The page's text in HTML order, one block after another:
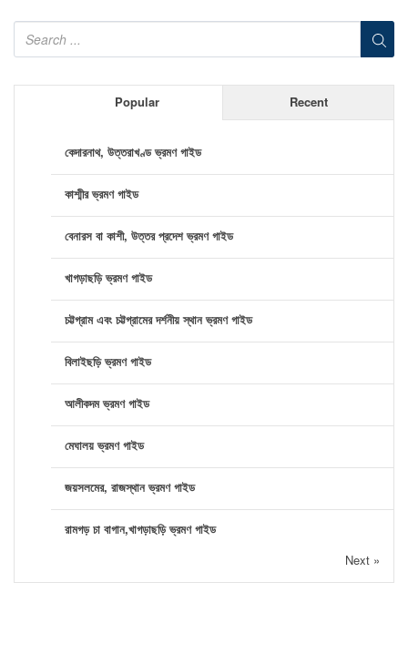
Popular Recent
কেদারনাথ, উত্তরাখণ্ড ভ্রমণ গাইড
কাশ্মীর ভ্রমণ গাইড
বেনারস বা কাশী, উত্তর প্রদেশ ভ্রমণ গাইড
খাগড়াছড়ি ভ্রমণ গাইড
চট্টগ্রাম এবং চট্টগ্রামের দর্শনীয় স্থান ভ্রমণ গাইড
বিলাইছড়ি ভ্রমণ গাইড
আলীকদম ভ্রমণ গাইড
মেঘালয় ভ্রমণ গাইড
জয়সলমের, রাজস্থান ভ্রমণ গাইড
রামগড় চা বাগান,খাগড়াছড়ি ভ্রমণ গাইড
Next »